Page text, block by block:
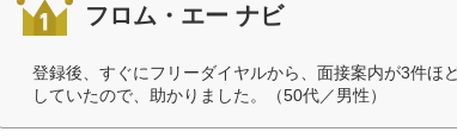
フロム・エー ナビ
登録後、すぐにフリーダイヤルから、面接案内が3件ほ
していたので、助かりました。（50代／男性）